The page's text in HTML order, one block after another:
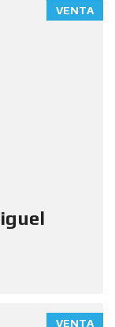
VENTA
VENTA